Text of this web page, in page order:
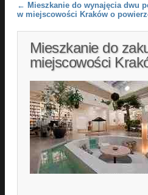
Post navigation
← Mieszkanie do wynajęcia dwu
w miejscowości Kraków o
Mieszkanie do
miejscowości